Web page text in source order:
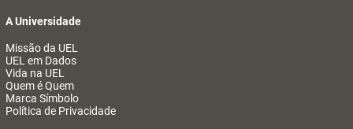
A Universidade
Missão da UEL
UEL em Dados
Vida na UEL
Quem é Quem
Marca Símbolo
Política de Privacidade